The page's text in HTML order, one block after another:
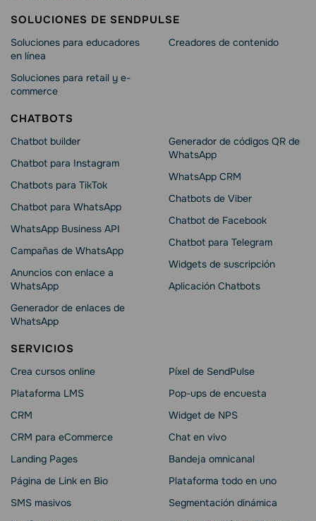
SOLUCIONES DE SENDPULSE
Soluciones para educadores
en línea
Soluciones para retail y e-
commerce
Creadores de contenido
CHATBOTS
Chatbot builder
Chatbot para Instagram
Chatbots para TikTok
Chatbot para WhatsApp
WhatsApp Business API
Campañas de WhatsApp
Anuncios con enlace a
WhatsApp
Generador de enlaces de
WhatsApp
Generador de códigos QR de
WhatsApp
WhatsApp CRM
Chatbots de Viber
Chatbot de Facebook
Chatbot para Telegram
Widgets de suscripción
Aplicación Chatbots
SERVICIOS
Crea cursos online
Plataforma LMS
CRM
CRM para eCommerce
Landing Pages
Página de Link en Bio
SMS masivos
Píxel de SendPulse
Pop-ups de encuesta
Widget de NPS
Chat en vivo
Bandeja omnicanal
Plataforma todo en uno
Segmentación dinámica